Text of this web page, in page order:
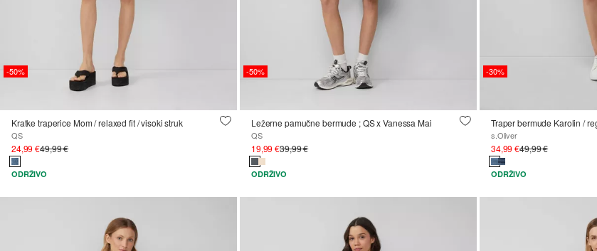
-50%
Kratke traperice Mom / relaxed fit / visoki struk
QS
24,99 €49,99 €
ODRŽIVO
-50%
Ležerne pamučne bermude ; QS x Vanessa Mai
QS
19,99 €39,99 €
ODRŽIVO
-30%
s.Oliver
34,99 €49,99 €
ODRŽIVO